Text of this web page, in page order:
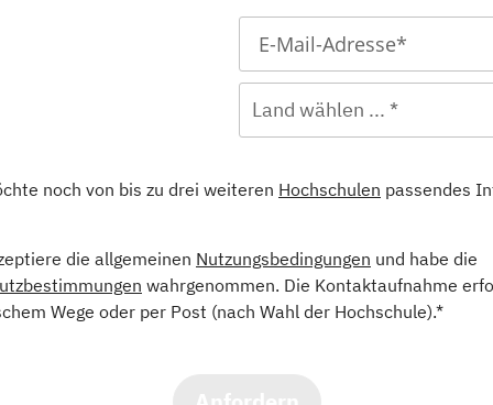
Land wählen ... *
noch von bis zu drei weiteren Hochschulen passendes
die allgemeinen Nutzungsbedingungen und habe die
wahrgenommen. Die Kontaktaufnahme
Wege oder per Post (nach Wahl der Hochschule).*